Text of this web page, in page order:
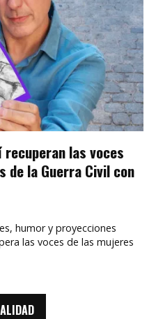
recuperan las voces
de la Guerra Civil con
humor y proyecciones
las voces de las mujeres